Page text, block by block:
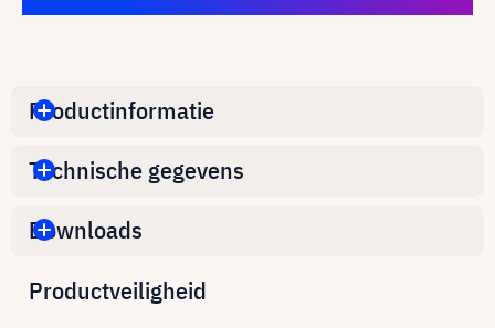
Productinformatie
Technische gegevens
Downloads
Productveiligheid